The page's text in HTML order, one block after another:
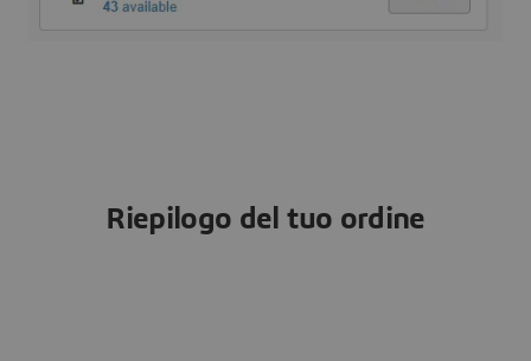
Riepilogo del tuo ordine